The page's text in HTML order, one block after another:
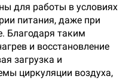
для работы в условиях
питания, даже при
Благодаря таким
и восстановление
загрузка и
циркуляции воздуха,